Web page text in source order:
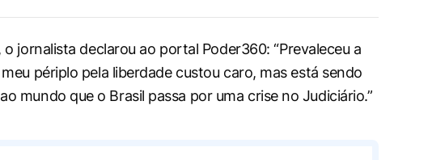
jornalista declarou ao portal Poder360: “Prevaleceu a
périplo pela liberdade custou caro, mas está sendo
mundo que o Brasil passa por uma crise no Judiciário.”